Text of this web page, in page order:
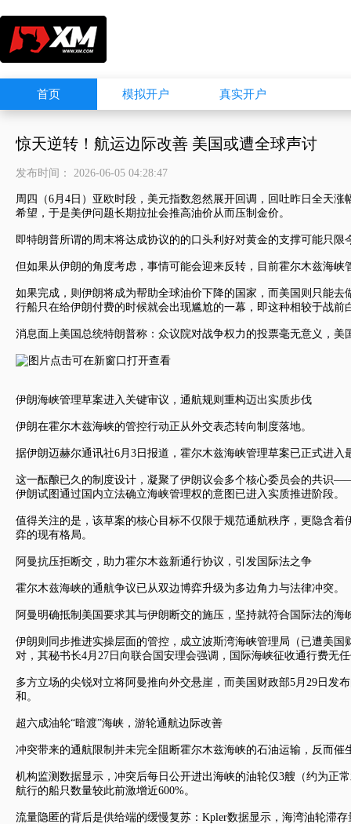
首页 模拟开户 真实开户
惊天逆转！航运边际改善 美国或遭全球声讨
发布时间： 2026-06-05 04:28:47
周四（6月4日）亚欧时段， 美元指数忽然展开回调，回吐昨日全天涨
希望，于是美伊问题长期拉扯会推高油价从而压制金价。
即特朗普所谓的周末将达成协议的的口头利好对黄金的支撑可能只限
但如果从伊朗的角度考虑，事情可能会迎来反转，目前霍尔木兹海
如果完成，则伊朗将成为帮助全球油价下降的国家，而美国则只能
行船只在给伊朗付费的时候就会出现尴尬的一幕，即这种相较于战前
消息面上美国总统特朗普称：众议院对战争权力的投票毫无意义，美
伊朗海峡管理草案进入关键审议，通航规则重构迈出实质步伐
伊朗在霍尔木兹海峡的管控行动正从外交表态转向制度落地。
据伊朗迈赫尔通讯社6月3日报道，霍尔木兹海峡管理草案已正式进
这一酝酿已久的制度设计，凝聚了伊朗议会多个核心委员会的共识
伊朗试图通过国内立法确立海峡管理权的意图已进入实质推进阶段。
值得关注的是，该草案的核心目标不仅限于规范通航秩序，更隐含
弈的现有格局。
阿曼抗压拒断交，助力霍尔木兹新通行协议，引发国际法之争
霍尔木兹海峡的通航争议已从双边博弈升级为多边角力与法律冲突。
阿曼明确抵制美国要求其与伊朗断交的施压，坚持就符合国际法的
伊朗则同步推进实操层面的管控，成立波斯湾海峡管理局（已遭美
对，其秘书长4月27日向联合国安理会强调，国际海峡征收通行费无
多方立场的尖锐对立将阿曼推向外交悬崖，而美国财政部5月29日
和。
超六成油轮“暗渡”海峡，游轮通航边际改善
冲突带来的通航限制并未完全阻断霍尔木兹海峡的石油运输，反而催
机构监测数据显示，冲突后每日公开进出海峡的油轮仅3艘（约为正
航行的船只数量较此前激增近600%。
流量隐匿的背后是供给端的缓慢复苏：Kpler数据显示，海湾油轮滞